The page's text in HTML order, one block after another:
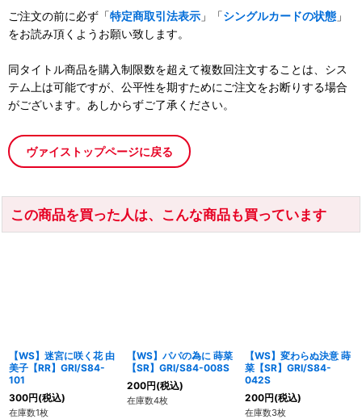
ご注文の前に必ず「特定商取引法表示 」「シングルカードの状態 」
をお読み頂くようお願い致します。
同タイトル商品を購入制限数を超えて複数回注文することは、シス
テム上は可能ですが、公平性を期すためにご注文をお断りする場合
がございます。あしからずご了承ください。
ヴァイストップページに戻る
この商品を買った人は、こんな商品も買っています
【WS】迷宮に咲く花 由
美子【RR】GRI/S84-
101
300円(税込)
在庫数1枚
【WS】パパの為に 蒔菜
【SR】GRI/S84-008S
200円(税込)
在庫数4枚
【WS】変わらぬ決意 蒔
菜【SR】GRI/S84-
042S
200円(税込)
在庫数3枚